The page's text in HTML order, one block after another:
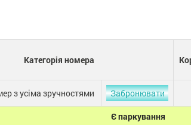
Категорія номера
з усіма зручностями Забронювати
Є паркування